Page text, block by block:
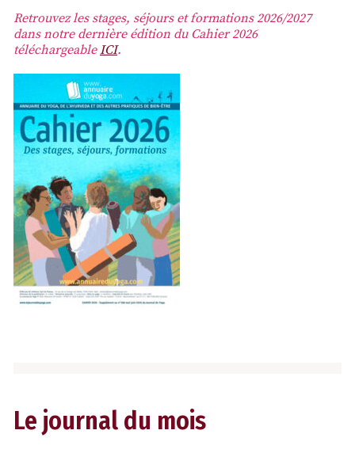
Retrouvez les stages, séjours et formations 2026/2027
dans notre dernière édition du Cahier 2026
téléchargeableICI.
Le journal du mois